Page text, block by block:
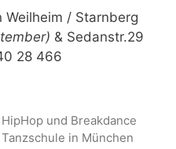
Weilheim / Starnberg
& Sedanstr.29
28 466
HipHop und Breakdance
Tanzschule in München